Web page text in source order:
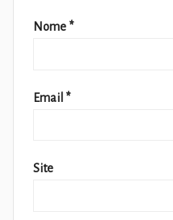
Nome *
Email *
Site